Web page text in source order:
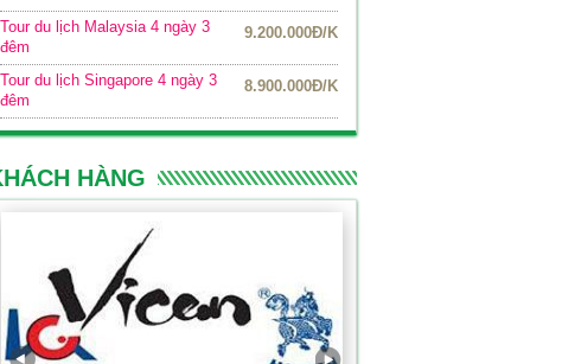
Tour du lịch Malaysia 4 ngày 3
đêm
9.200.000Đ/K
Tour du lịch Singapore 4 ngày 3
đêm
8.900.000Đ/K
HÀNG